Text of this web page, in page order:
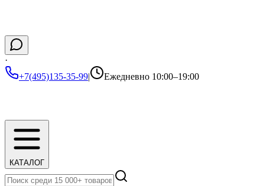
·
+7(495)135-35-99| Ежедневно 10:00–19:00
КАТАЛОГ